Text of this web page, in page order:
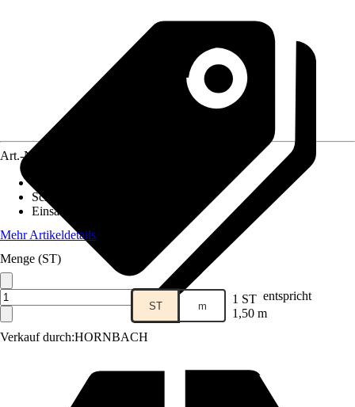
Verkauf durch:HORNBACH
Art.-Nr.
Schutzart
Einsatzbereich
Mehr Artikeldetails
Menge (ST)
ST m 1 ST entspricht
1,50 m